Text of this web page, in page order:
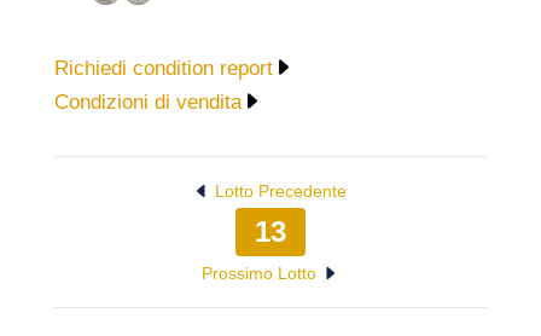
Richiedi condition report
Condizioni di vendita
Lotto Precedente
13
Prossimo Lotto